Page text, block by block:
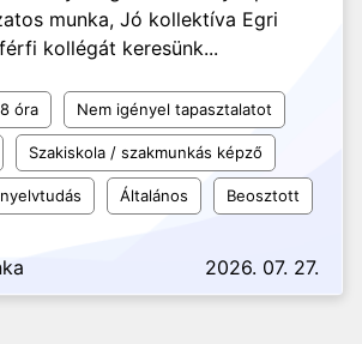
munka, Jó kollektíva Egri
kollégát keresünk...
óra Nem igényel tapasztalatot
Szakiskola / szakmunkás képző
Általános Beosztott
2026. 07. 27.